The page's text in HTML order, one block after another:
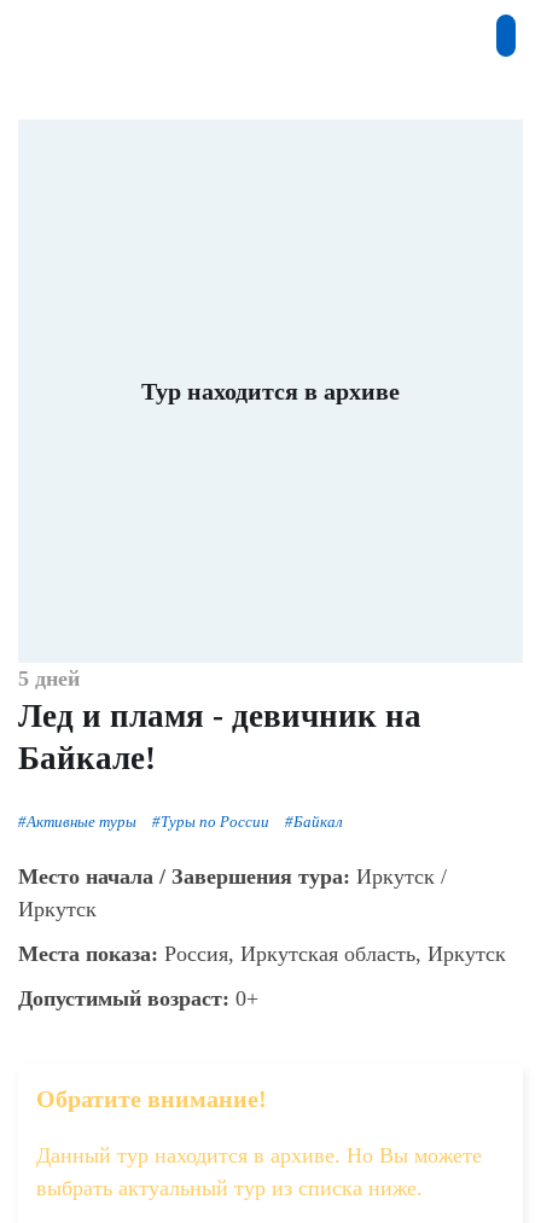
Тур находится в архиве
5 дней
Лед и пламя - девичник на
Байкале!
#Активные туры #Туры по России #Байкал
Место начала / Завершения тура: Иркутск /
Иркутск
Места показа: Россия, Иркутская область, Иркутск
Допустимый возраст: 0+
Обратите внимание!
Данный тур находится в архиве. Но Вы можете
выбрать актуальный тур из списка ниже.